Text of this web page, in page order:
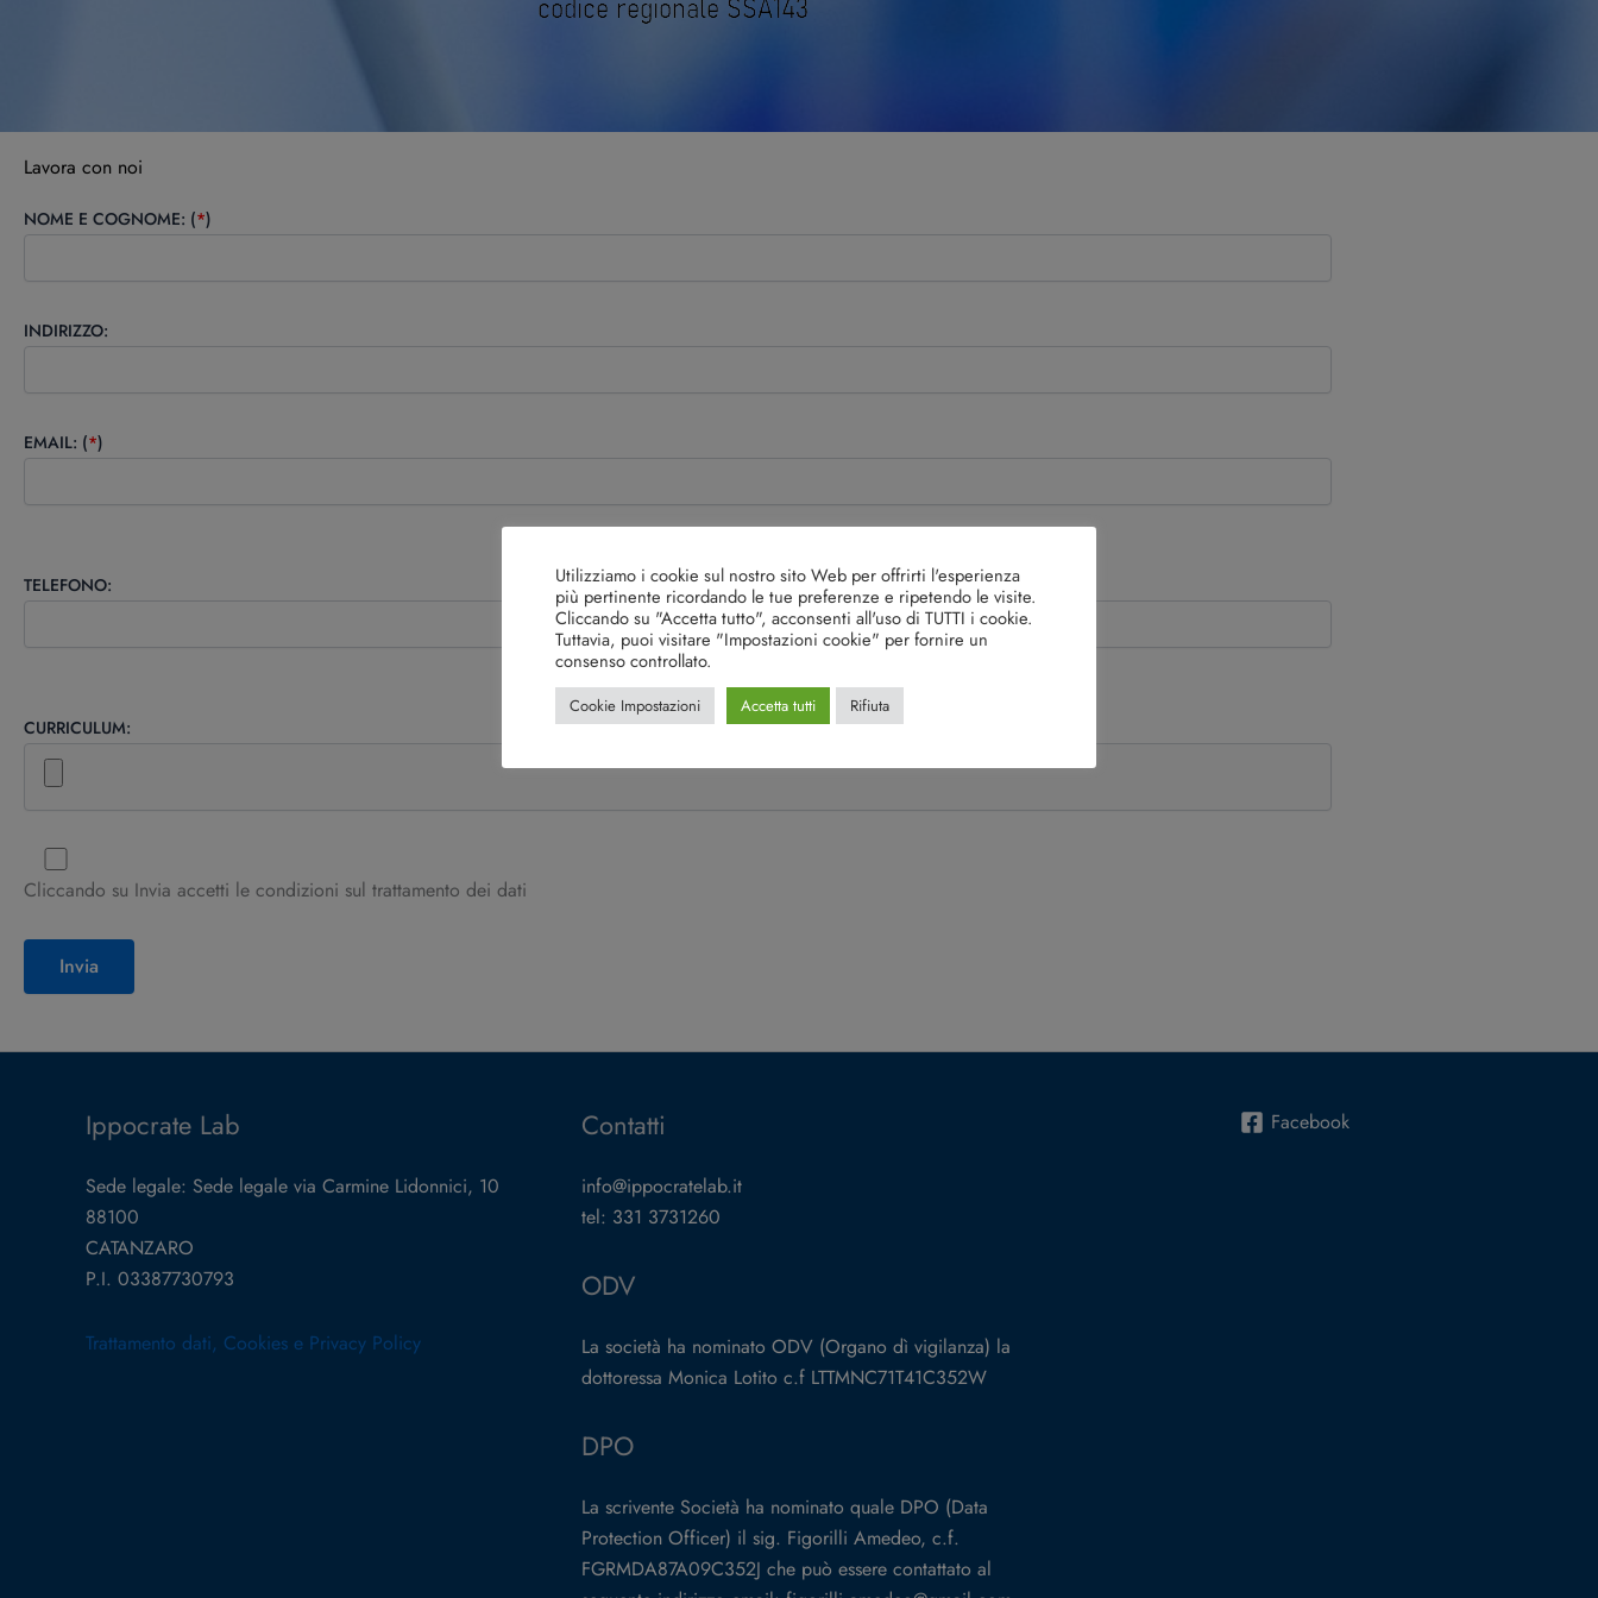
Lavora con noi
NOME E COGNOME: (*)
INDIRIZZO:
EMAIL: (*)
TELEFONO:
CURRICULUM:
Cliccando su Invia accetti le condizioni sul trattamento dei dati
Ippocrate Lab
Sede legale: Sede legale via Carmine Lidonnici, 10
88100
CATANZARO
P.I. 03387730793
Trattamento dati, Cookies e Privacy Policy
Contatti
info@ippocratelab.it
tel: 331 3731260
ODV
La società ha nominato ODV (Organo dì vigilanza) la
dottoressa Monica Lotito c.f LTTMNC71T41C352W
DPO
La scrivente Società ha nominato quale DPO (Data
Protection Officer) il sig. Figorilli Amedeo, c.f.
FGRMDA87A09C352J che può essere contattato al
Facebook
Utilizziamo i cookie sul nostro sito Web per offrirti l'esperienza
più pertinente ricordando le tue preferenze e ripetendo le visite.
Cliccando su "Accetta tutto", acconsenti all'uso di TUTTI i cookie.
Tuttavia, puoi visitare "Impostazioni cookie" per fornire un
consenso controllato.
Cookie Impostazioni Accetta tutti Rifiuta